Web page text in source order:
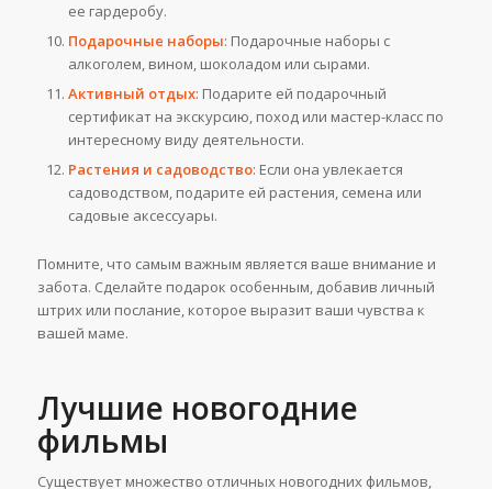
ее гардеробу.
Подарочные наборы: Подарочные наборы с
алкоголем, вином, шоколадом или сырами.
Активный отдых: Подарите ей подарочный
сертификат на экскурсию, поход или мастер-класс по
интересному виду деятельности.
Растения и садоводство: Если она увлекается
садоводством, подарите ей растения, семена или
садовые аксессуары.
Помните, что самым важным является ваше внимание и
забота. Сделайте подарок особенным, добавив личный
штрих или послание, которое выразит ваши чувства к
вашей маме.
Лучшие новогодние
фильмы
Существует множество отличных новогодних фильмов,